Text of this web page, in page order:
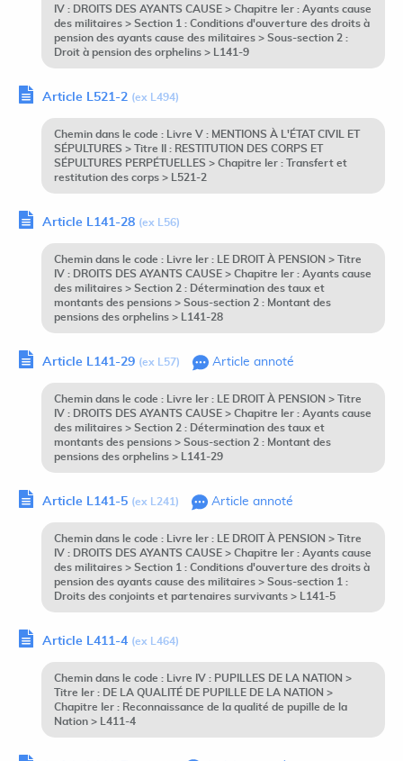
IV : DROITS DES AYANTS CAUSE > Chapitre Ier : Ayants cause
des militaires > Section 1 : Conditions d'ouverture des droits à
pension des ayants cause des militaires > Sous-section 2 :
Droit à pension des orphelins > L141-9
Article L521-2 (ex L494)
Chemin dans le code : Livre V : MENTIONS À L'ÉTAT CIVIL ET
SÉPULTURES > Titre II : RESTITUTION DES CORPS ET
SÉPULTURES PERPÉTUELLES > Chapitre Ier : Transfert et
restitution des corps > L521-2
Article L141-28 (ex L56)
Chemin dans le code : Livre Ier : LE DROIT À PENSION > Titre
IV : DROITS DES AYANTS CAUSE > Chapitre Ier : Ayants cause
des militaires > Section 2 : Détermination des taux et
montants des pensions > Sous-section 2 : Montant des
pensions des orphelins > L141-28
Article L141-29 (ex L57) Article annoté
Chemin dans le code : Livre Ier : LE DROIT À PENSION > Titre
IV : DROITS DES AYANTS CAUSE > Chapitre Ier : Ayants cause
des militaires > Section 2 : Détermination des taux et
montants des pensions > Sous-section 2 : Montant des
pensions des orphelins > L141-29
Article L141-5 (ex L241) Article annoté
Chemin dans le code : Livre Ier : LE DROIT À PENSION > Titre
IV : DROITS DES AYANTS CAUSE > Chapitre Ier : Ayants cause
des militaires > Section 1 : Conditions d'ouverture des droits à
pension des ayants cause des militaires > Sous-section 1 :
Droits des conjoints et partenaires survivants > L141-5
Article L411-4 (ex L464)
Chemin dans le code : Livre IV : PUPILLES DE LA NATION >
Titre Ier : DE LA QUALITÉ DE PUPILLE DE LA NATION >
Chapitre Ier : Reconnaissance de la qualité de pupille de la
Nation > L411-4